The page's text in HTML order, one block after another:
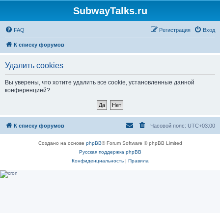
SubwayTalks.ru
FAQ Вход
Регистрация
К списку форумов
Удалить cookies
Вы уверены, что хотите удалить все cookie, установленные данной
конференцией?
К списку форумов Часовой пояс: UTC+03:00
Создано на основе phpBB® Forum Software © phpBB Limited
Русская поддержка phpBB
Конфиденциальность| Правила